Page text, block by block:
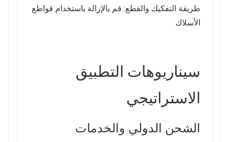
طريقة التفكيك والقطع: قم بالإزالة باستخدام قواطع
الأسلاك
سيناريوهات التطبيق
الاستراتيجي
الشحن الدولي والخدمات